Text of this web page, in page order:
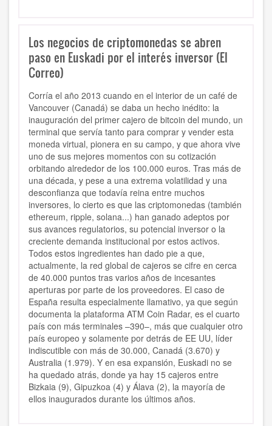
Los negocios de criptomonedas se abren
paso en Euskadi por el interés inversor (El
Correo)
Corría el año 2013 cuando en el interior de un café de
Vancouver (Canadá) se daba un hecho inédito: la
inauguración del primer cajero de bitcoin del mundo, un
terminal que servía tanto para comprar y vender esta
moneda virtual, pionera en su campo, y que ahora vive
uno de sus mejores momentos con su cotización
orbitando alrededor de los 100.000 euros. Tras más de
una década, y pese a una extrema volatilidad y una
desconfianza que todavía reina entre muchos
inversores, lo cierto es que las criptomonedas (también
ethereum, ripple, solana...) han ganado adeptos por
sus avances regulatorios, su potencial inversor o la
creciente demanda institucional por estos activos.
Todos estos ingredientes han dado pie a que,
actualmente, la red global de cajeros se cifre en cerca
de 40.000 puntos tras varios años de incesantes
aperturas por parte de los proveedores. El caso de
España resulta especialmente llamativo, ya que según
documenta la plataforma ATM Coin Radar, es el cuarto
país con más terminales –390–, más que cualquier otro
país europeo y solamente por detrás de EE UU, líder
indiscutible con más de 30.000, Canadá (3.670) y
Australia (1.979). Y en esa expansión, Euskadi no se
ha quedado atrás, donde ya hay 15 cajeros entre
Bizkaia (9), Gipuzkoa (4) y Álava (2), la mayoría de
ellos inaugurados durante los últimos años.